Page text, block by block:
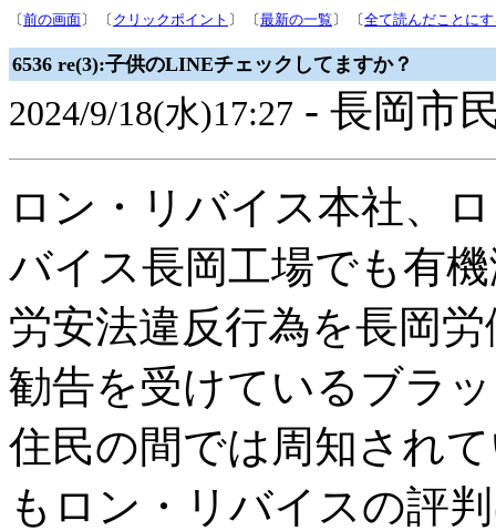
〔前の画面〕 〔 クリックポイント 〕 〔最新の一覧 〕 〔全て読んだことに
6536 re(3):子供のLINEチェックしてますか？
2024/9/18(水)17:27 - 長岡市
ロン・リバイス本社、
バイス長岡工場でも有
労安法違反行為を長岡
勧告を受けているブラ
住民の間では周知され
もロン・リバイスの評